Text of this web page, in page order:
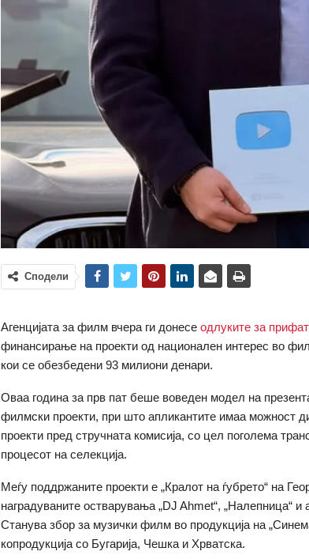
Сподели
Агенцијата за филм вчера ги донесеодлуките за
финансирање на проекти од национален интерес во
кои се обезбедени 93 милиони денари.
Оваа година за прв пат беше воведен модел на
филмски проекти, при што апликантите имаа можност
проекти пред стручната комисија, со цел поголема
процесот на селекција.
Меѓу поддржаните проекти е „Кралот на ѓубрето“ на
наградуваните остварувања „DJ Ahmet“, „Налепница“ и
Станува збор за музички филм во продукција на
копродукција со Бугарија, Чешка и Хрватска.